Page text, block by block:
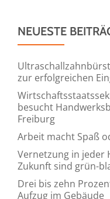
NEUESTE
zur erfolgreichen
besucht
Freiburg
Arbeit macht Spaß
Vernetzung in jeder
Zukunft sind grün-
Drei bis zehn
Aufzug im Gebäude